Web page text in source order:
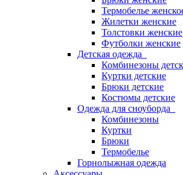
Термобелье
Жилетки женские
Толстовки женские
Футболки женские
Детская одежда
Комбинезоны
Куртки детские
Брюки детские
Костюмы детские
Одежда для сноуборда
Комбинезоны
Куртки
Брюки
Термобелье
Горнолыжная одежда